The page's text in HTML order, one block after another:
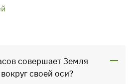
совершает Земля
своей оси?